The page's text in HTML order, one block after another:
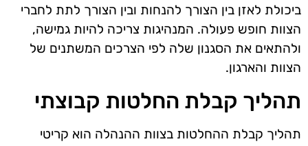
ביכולת לאזן בין הצורך להנחות ובין הצורך לתת לחברי
הצוות חופש פעולה. המנהיגות צריכה להיות גמישה,
ולהתאים את הסגנון שלה לפי הצרכים המשתנים של
הצוות והארגון.
תהליך קבלת החלטות קבוצתי
תהליך קבלת ההחלטות בצוות ההנהלה הוא קריטי